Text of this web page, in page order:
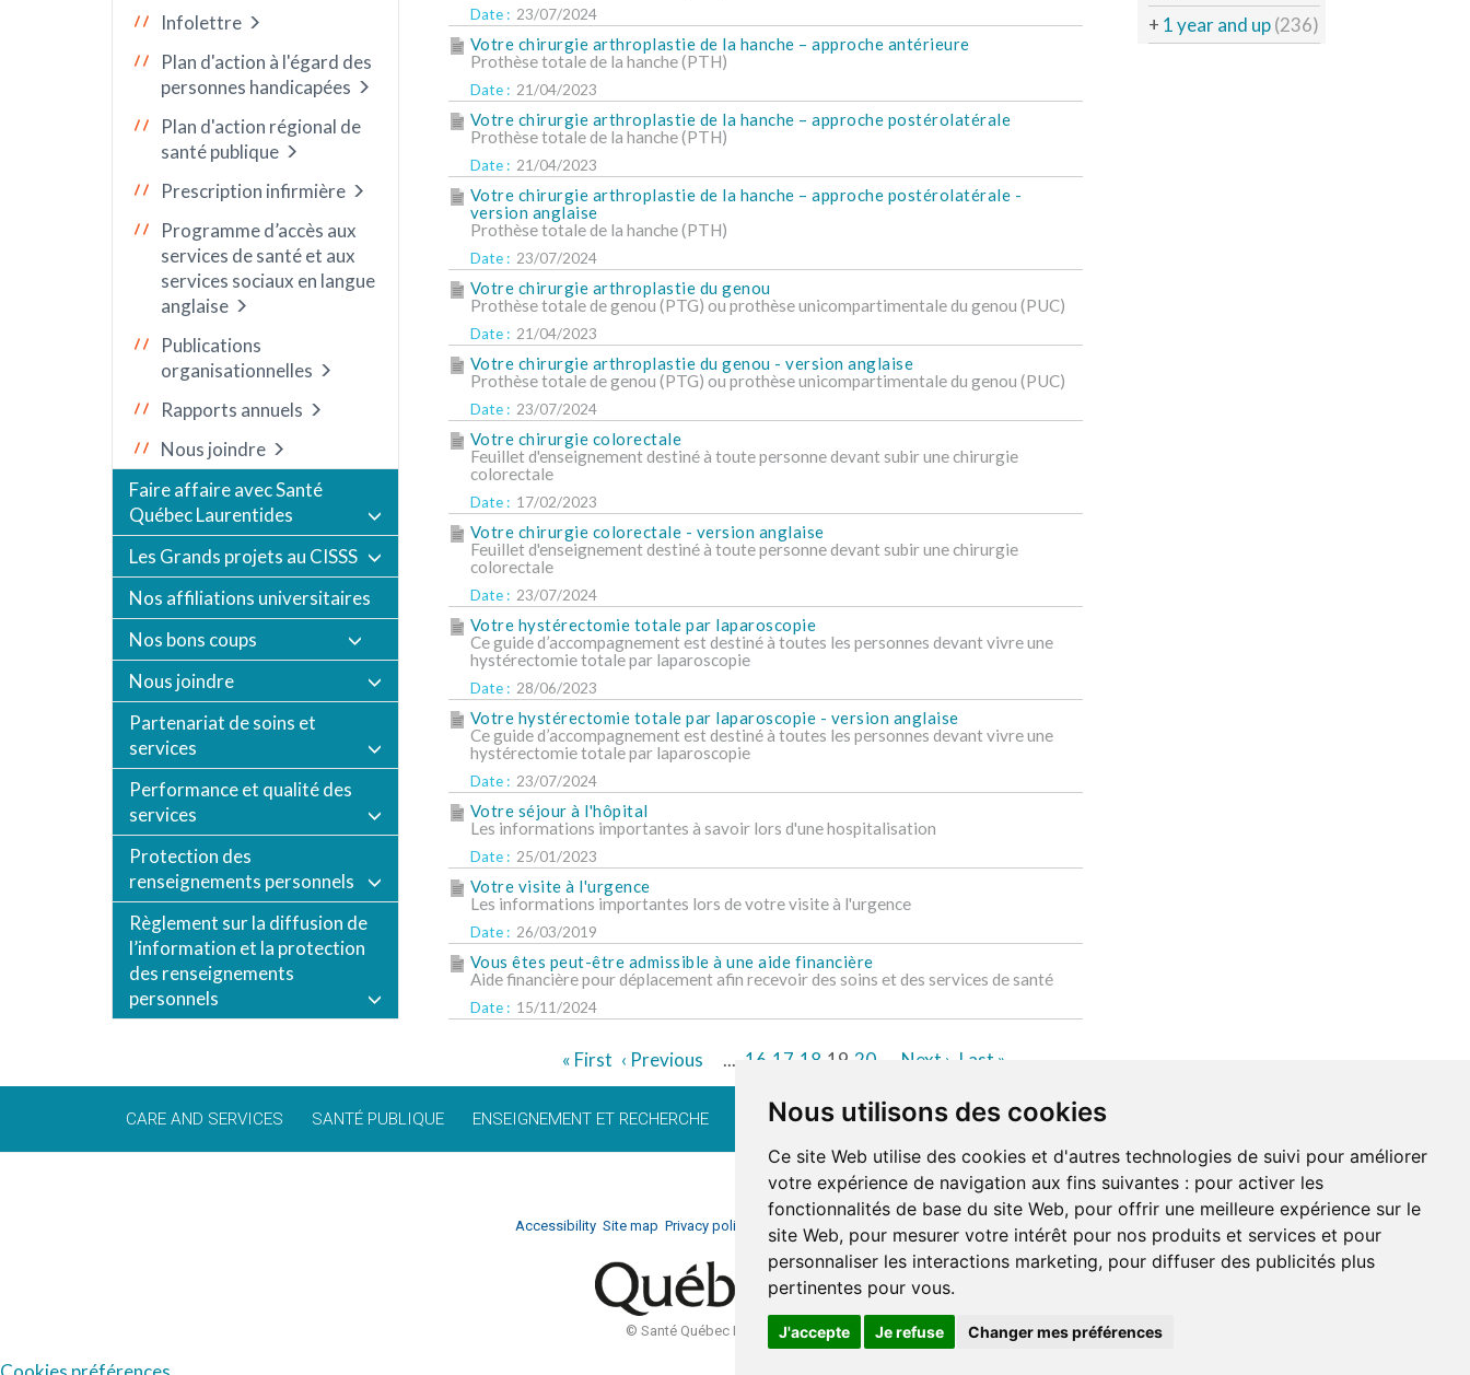
Nous utilisons des cookies
Ce site Web utilise des cookies et d'autres technologies de suivi pour améliorer
votre expérience de navigation aux fins suivantes : pour activer les
fonctionnalités de base du site Web, pour offrir une meilleure expérience sur le
site Web, pour mesurer votre intérêt pour nos produits et services et pour
personnaliser les interactions marketing, pour diffuser des publicités plus
pertinentes pour vous.
J'accepte Je refuse Changer mes préférences
Infolettre
Plan d'action à l'égard des
personnes handicapées
Plan d'action régional de
santé publique
Prescription infirmière
Programme d’accès aux
services de santé et aux
services sociaux en langue
anglaise
Publications
organisationnelles
Rapports annuels
Nous joindre
Faire affaire avec Santé
Québec Laurentides
Les Grands projets au CISSS
Nos affiliations universitaires
Nos bons coups
Nous joindre
Partenariat de soins et
services
Performance et qualité des
services
Protection des
renseignements personnels
Règlement sur la diffusion de
l’information et la protection
des renseignements
personnels
Date : 23/07/2024
Votre chirurgie arthroplastie de la hanche – approche antérieure
Prothèse totale de la hanche (PTH)
Date : 21/04/2023
Votre chirurgie arthroplastie de la hanche – approche postérolatérale
Prothèse totale de la hanche (PTH)
Date : 21/04/2023
Votre chirurgie arthroplastie de la hanche – approche postérolatérale -
version anglaise
Prothèse totale de la hanche (PTH)
Date : 23/07/2024
Votre chirurgie arthroplastie du genou
Prothèse totale de genou (PTG) ou prothèse unicompartimentale du genou (PUC)
Date : 21/04/2023
Votre chirurgie arthroplastie du genou - version anglaise
Prothèse totale de genou (PTG) ou prothèse unicompartimentale du genou (PUC)
Date : 23/07/2024
Votre chirurgie colorectale
Feuillet d'enseignement destiné à toute personne devant subir une chirurgie
colorectale
Date : 17/02/2023
Votre chirurgie colorectale - version anglaise
Feuillet d'enseignement destiné à toute personne devant subir une chirurgie
colorectale
Date : 23/07/2024
Votre hystérectomie totale par laparoscopie
Ce guide d’accompagnement est destiné à toutes les personnes devant vivre une
hystérectomie totale par laparoscopie
Date : 28/06/2023
Votre hystérectomie totale par laparoscopie - version anglaise
Ce guide d’accompagnement est destiné à toutes les personnes devant vivre une
hystérectomie totale par laparoscopie
Date : 23/07/2024
Votre séjour à l'hôpital
Les informations importantes à savoir lors d'une hospitalisation
Date : 25/01/2023
Votre visite à l'urgence
Les informations importantes lors de votre visite à l'urgence
Date : 26/03/2019
Vous êtes peut-être admissible à une aide financière
Aide financière pour déplacement afin recevoir des soins et des services de santé
Date : 15/11/2024
« First ‹ Previous ... 16 17 18 19 20 Next › Last »
+ 1 year and up(236)
CARE AND SERVICES SANTÉ PUBLIQUE ENSEIGNEMENT ET RECHERCHE CARRIÈRE BÉNÉVOLAT FONDATIONS À PROPOS DE NOUS
Accessibility Site map Privacy policy Documentation
© Santé Québec Laurentides, 2026